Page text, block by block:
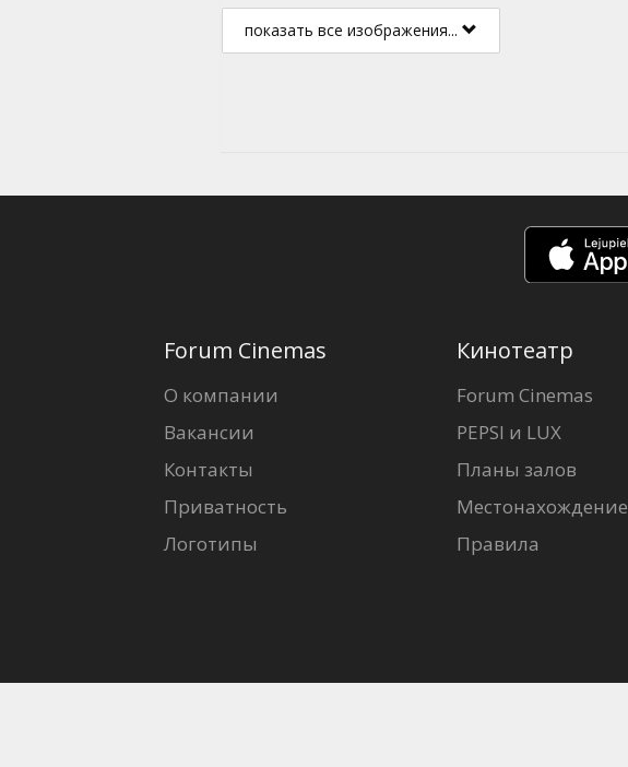
показать все изображения...
Forum Cinemas
О компании
Вакансии
Контакты
Приватность
Логотипы
Кинотеатр
Forum Cinemas
PEPSI и LUX
Планы залов
Местонахождение
Правила